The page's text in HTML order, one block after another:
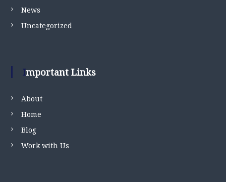
News
Uncategorized
Important Links
About
Home
Blog
Work with Us